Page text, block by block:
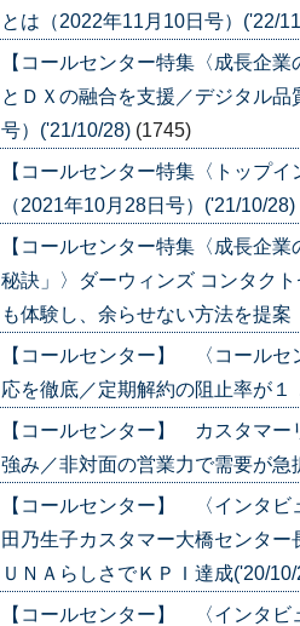
とは（2022年11月10日号）('22/
【コールセンター特集〈成長企
とＤＸの融合を支援／デジタル
号）('21/10/28) (1745)
【コールセンター特集〈トップ
（2021年10月28日号）('21/10/28)
【コールセンター特集〈成長企
秘訣」〉ダーウィンズ コンタク
も体験し、余らせない方法を提
【コールセンター】 〈コールセ
応を徹底／定期解約の阻止率が１
【コールセンター】 カスタマー
強み／非対面の営業力で需要が急
【コールセンター】 〈インタ
田乃生子カスタマー大橋センタ
ＵＮＡらしさでＫＰＩ達成('20/
【コールセンター】 〈インタ